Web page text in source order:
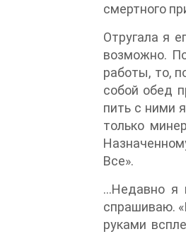
смертного
Отругала я
возможно.
работы, то,
собой обед
пить с ними
только
Все».
…Недавно я
спрашиваю.
руками